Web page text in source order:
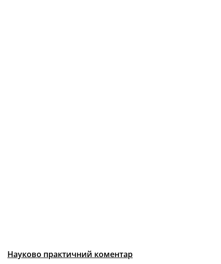
Науково практичний коментар